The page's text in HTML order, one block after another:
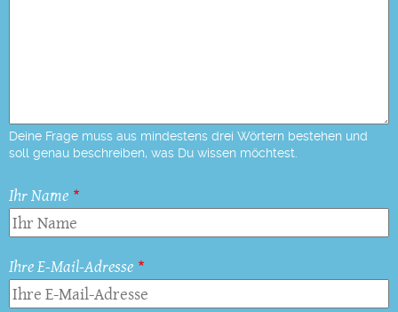
Deine Frage muss aus mindestens drei Wörtern bestehen und
soll genau beschreiben, was Du wissen möchtest.
Ihr Name
Ihre E-Mail-Adresse